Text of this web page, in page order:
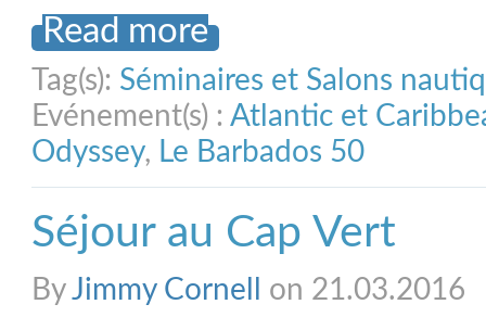
Read more
Tag(s): Séminaires et Salons
Evénement(s) : Atlantic et
Odyssey, Le Barbados 50
Séjour au Cap Vert
ByJimmy Cornell on 21.03.2016